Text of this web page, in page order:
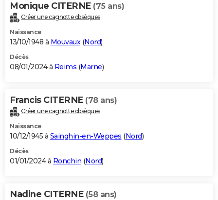
Monique CITERNE (75 ans)
Créer une cagnotte obsèques
Naissance
13/10/1948 à Mouvaux(Nord)
Décès
08/01/2024 à Reims (Marne)
Francis CITERNE (78 ans)
Créer une cagnotte obsèques
Naissance
10/12/1945 à Sainghin-en-Weppes (Nord)
Décès
01/01/2024 à Ronchin (Nord)
Nadine CITERNE (58 ans)